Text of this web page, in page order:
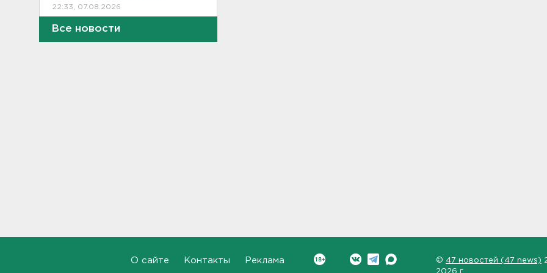
22:33, 07.08.2026
Все новости
О сайте Контакты Реклама © 47 новостей (47 news)
2026 г.